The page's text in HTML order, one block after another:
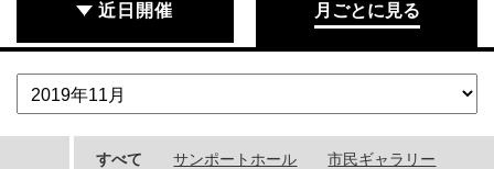
近日開催 月ごとに見る
すべて サンポートホール
市民ギャラリー